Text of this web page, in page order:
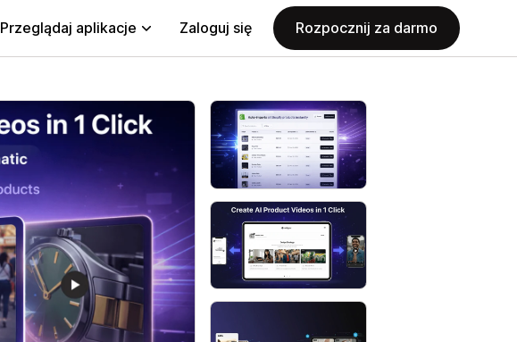
Przeglądaj aplikacje Zaloguj się Rozpocznij za darmo